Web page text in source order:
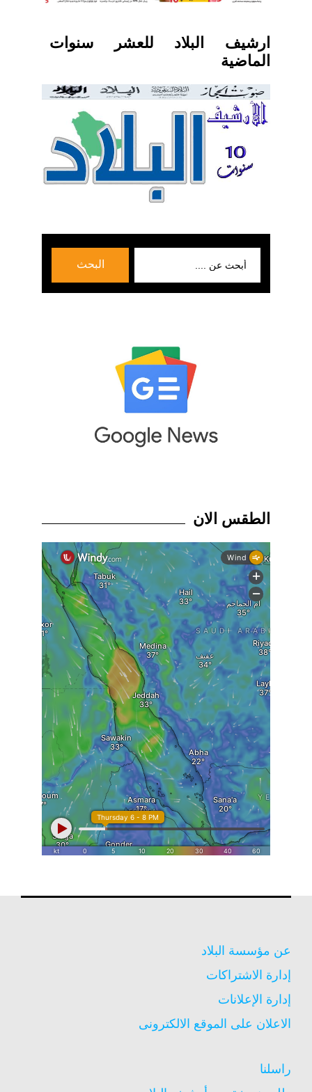
ارشيف البلاد للعشر سنوات
الماضية
البحث
الطقس الان
عن مؤسسة البلاد
إدارة الاشتراكات
إدارة الإعلانات
الاعلان على الموقع الالكترونى
راسلنا